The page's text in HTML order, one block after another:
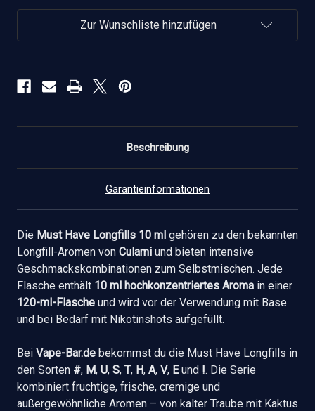
Zur Wunschliste hinzufügen
Beschreibung
Garantieinformationen
Die Must Have Longfills 10 ml gehören zu den bekannten
Longfill-Aromen von Culami und bieten intensive
Geschmackskombinationen zum Selbstmischen. Jede
Flasche enthält 10 ml hochkonzentriertes Aroma in einer
120-ml-Flasche und wird vor der Verwendung mit Base
und bei Bedarf mit Nikotinshots aufgefüllt.
Bei Vape-Bar.de bekommst du die Must Have Longfills in
den Sorten #, M, U, S, T, H, A, V, Eund !. Die Serie
kombiniert fruchtige, frische, cremige und
außergewöhnliche Aromen – von kalter Traube mit Kaktus